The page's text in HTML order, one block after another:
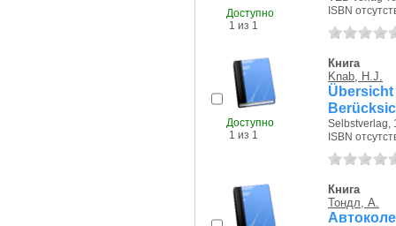
Доступно
1 из 1
ISBN
Доступно
1 из 1
Книга
Knab, H.J.
Selbstverlag,
ISBN
Книга
Тондл, А.